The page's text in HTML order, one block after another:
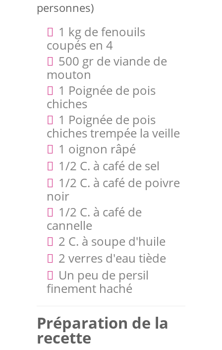
personnes)
1 kg de fenouils
coupés en 4
500 gr de viande de
mouton
1 Poignée de pois
chiches
1 Poignée de pois
chiches trempée la veille
1 oignon râpé
1/2 C. à café de sel
1/2 C. à café de poivre
noir
1/2 C. à café de
cannelle
2 C. à soupe d'huile
2 verres d'eau tiède
Un peu de persil
finement haché
Préparation de la
recette